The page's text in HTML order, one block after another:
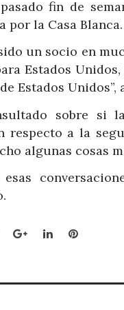
fin de
por la Casa Blanca.
un socio en
Estados
Estados
sobre si
respecto a la
algunas cosas
esas
TwitterGoogle+LinkedInPinterest